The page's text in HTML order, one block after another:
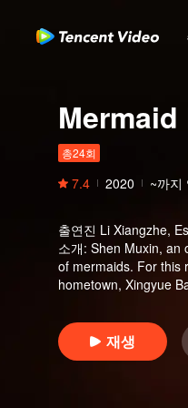
총24회
7.4 2020 ~까지
출연진 Li Xiangzhe,
소개: Shen Muxin, an
of mermaids. For this
hometown, Xingyue
Xida is a mermaid,
misunderstandings
재생